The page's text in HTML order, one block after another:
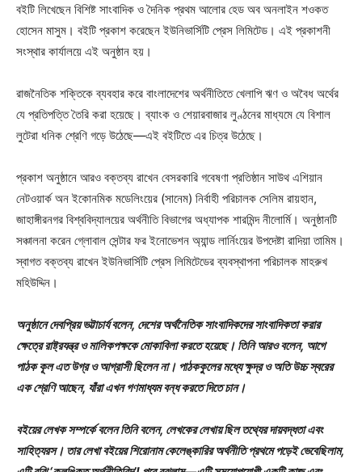
বইটি লিখেছেন বিশিষ্ট সাংবাদিক ও দৈনিক প্রথম আলোর হেড অব অনলাইন শওকত
হোসেন মাসুম। বইটি প্রকাশ করেছেন ইউনিভার্সিটি প্রেস লিমিটেড। এই প্রকাশনী
সংস্থার কার্যালয়ে এই অনুষ্ঠান হয়।
রাজনৈতিক শক্তিকে ব্যবহার করে বাংলাদেশের অর্থনীতিতে খেলাপি ঋণ ও অবৈধ অর্থের
যে প্রতিপত্তি তৈরি করা হয়েছে। ব্যাংক ও শেয়ারবাজার লুণ্ঠনের মাধ্যমে যে বিশাল
লুটেরা ধনিক শ্রেণি গড়ে উঠেছে—এই বইটিতে এর চিত্র উঠেছে।
প্রকাশ অনুষ্ঠানে আরও বক্তব্য রাখেন বেসরকারি গবেষণা প্রতিষ্ঠান সাউথ এশিয়ান
নেটওয়ার্ক অন ইকোনমিক মডেলিংয়ের (সানেম) নির্বাহী পরিচালক সেলিম রায়হান,
জাহাঙ্গীরনগর বিশ্ববিদ্যালয়ের অর্থনীতি বিভাগের অধ্যাপক শারমিন্দ নীলোর্মি। অনুষ্ঠানটি
সঞ্চালনা করেন গ্লোবাল সেন্টার ফর ইনোভেশন অ্যান্ড লার্নিংয়ের উপদেষ্টা রাদিয়া তামিম।
স্বাগত বক্তব্য রাখেন ইউনিভার্সিটি প্রেস লিমিটেডের ব্যবস্থাপনা পরিচালক মাহরুখ
মহিউদ্দিন।
অনুষ্ঠানে দেবপ্রিয় ভট্টাচার্য বলেন, দেশের অর্থনৈতিক সাংবাদিকদের সাংবাদিকতা করার
ক্ষেত্রে রাষ্ট্রযন্ত্র ও মালিকপক্ষকে মোকাবিলা করতে হয়েছে। তিনি আরও বলেন, আগে
পাঠক কূল এত উগ্র ও আগ্রাসী ছিলেন না। পাঠককুলের মধ্যে ক্ষুদ্র ও অতি উচ্চ স্বরের
এক শ্রেণি আছেন, যাঁরা এখন গণমাধ্যম বন্ধ করতে দিতে চান।
বইয়ের লেখক সম্পর্কে বলেন তিনি বলেন, লেখকের লেখায় ছিল তথ্যের দায়বদ্ধতা এবং
সাহিত্যরস। তার লেখা বইয়ের শিরোনাম কেলেঙ্কারির অর্থনীতি প্রথমে পড়েই ভেবেছিলাম,